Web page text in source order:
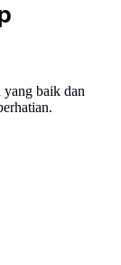
yang baik dan